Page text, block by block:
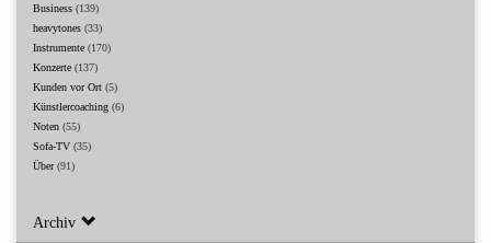
Business (139)
heavytones (33)
Instrumente (170)
Konzerte (137)
Kunden vor Ort (5)
Künstlercoaching (6)
Noten (55)
Sofa-TV (35)
Über(91)
Archiv